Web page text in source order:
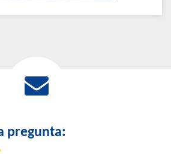
pregunta: